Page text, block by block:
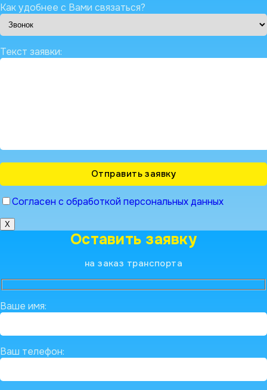
Как удобнее с Вами связаться?
Текст заявки:
Согласен с обработкой персональных данных
X
Оставить заявку
на заказ транспорта
Ваше имя:
Ваш телефон: